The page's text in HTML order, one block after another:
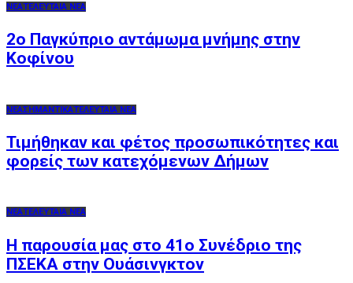
ΝΕΑΤΕΛΕΥΤΑΙΑ ΝΕΑ
2o Παγκύπριο αντάμωμα μνήμης στην
Κοφίνου
ΝΕΑΣΗΜΑΝΤΙΚΑΤΕΛΕΥΤΑΙΑ ΝΕΑ
Τιμήθηκαν και φέτος προσωπικότητες και
φορείς των κατεχόμενων Δήμων
ΝΕΑΤΕΛΕΥΤΑΙΑ ΝΕΑ
Η παρουσία μας στο 41ο Συνέδριο της
ΠΣΕΚΑ στην Ουάσινγκτον